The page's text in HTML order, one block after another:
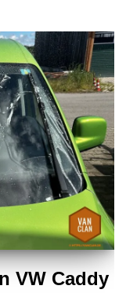
VW Caddy